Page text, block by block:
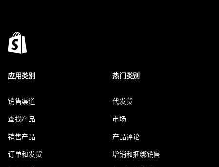
应用类别
销售渠道
查找产品
销售产品
订单和发货
热门类别
代发货
市场
产品评论
增销和捆绑销售